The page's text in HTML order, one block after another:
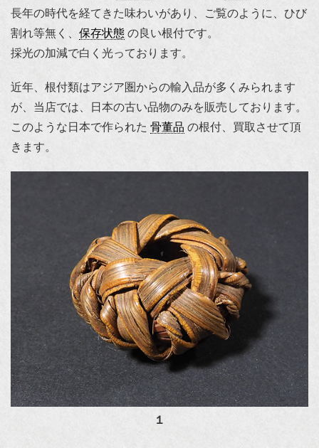
長年の時代を経てきた味わいがあり、ご覧のように、ひび
割れ等無く、 保存状態 の良い根付です。
採光の加減で白く光っております。
近年、根付類はアジア圏からの輸入品が多くみられます
が、当店では、日本の古い品物のみを販売しております。
このような日本で作られた 骨董品 の根付、買取させて頂
きます。
１